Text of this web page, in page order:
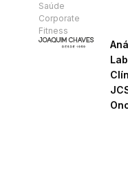
Saúde
Corporate
Fitness